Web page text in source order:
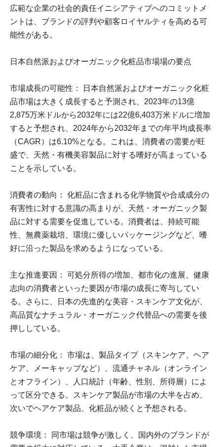
広範な企業の社会的責任イニシアティブへのコミットメ
ントは、ブランドの評判や顧客ロイヤルティを高める可
能性がある。
日本自然派およびオーガニック化粧品市場場の要点
市場成長の可能性： 日本自然派およびオーガニック化粧
品市場は大きく成長すると予測され、2023年の13億
2,875万米ドルから2032年には22億6,403万米ドルに増加
すると予想され、2024年から2032年までの年平均成長率
（CAGR）は6.10%となる。これは、消費者の需要が旺
盛で、天然・有機美容製品に対する嗜好が高まっている
ことを示している。
消費者の動向： 化粧品に含まれる化学物質や合成成分の
有害性に対する意識の高まりが、天然・オーガニック製
品に対する需要を促進している。消費者は、持続可能
性、無農薬栽培、環境に優しいパッケージングなど、嗜
好に沿った製品を求めるようになっている。
主な推進要因： 可処分所得の増加、都市化の進展、健康
志向の消費者といった要因が市場の成長に寄与してい
る。さらに、日本の先進的な美容・スキンケア文化が、
高品質なナチュラル・オーガニック代替品への需要を後
押ししている。
市場の細分化： 市場は、製品タイプ（スキンケア、ヘア
ケア、メーキャップなど）、流通チャネル（オンライン
とオフライン）、人口統計（年齢、性別、所得層）によ
って区分できる。スキンケア製品が市場の大半を占め、
次いでヘアケア製品、化粧品が続くと予想される。
競争環境： 同市場は競争が激しく、国内外のブランドが